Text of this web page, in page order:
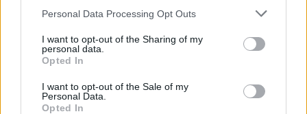
Please note that this website/app uses one or more Google
not limited to your visit or usage behaviour. You may click to
grant or deny consent to Google and its third-party tags to
use your data for below specified purposes in below Google
consent section.
Personal Data Processing Opt Outs
I want to opt-out of the Sharing of my
personal data.
Opted In
I want to opt-out of the Sale of my
Personal Data.
Opted In